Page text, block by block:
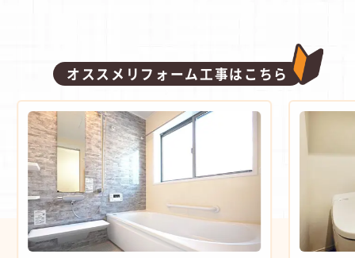
オススメリフォーム工事はこちら